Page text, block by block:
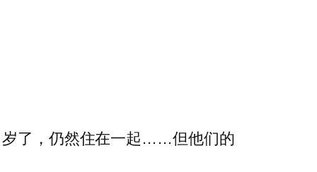
岁了，仍然住在一起……但他们的